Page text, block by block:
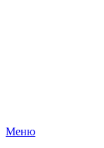
Меню